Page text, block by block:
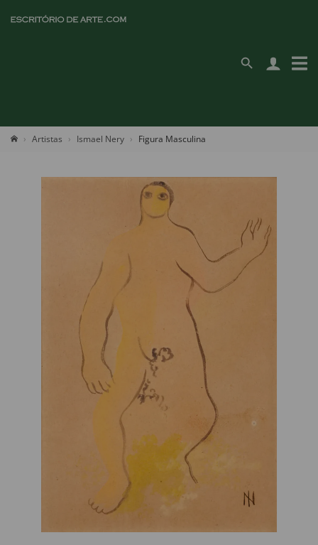
Artistas Ismael Nery Figura Masculina